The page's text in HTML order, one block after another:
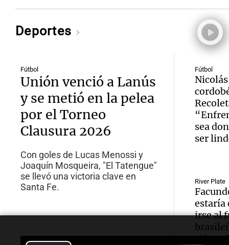
Deportes
Fútbol
Unión venció a Lanús
y se metió en la pelea
por el Torneo
Clausura 2026
Con goles de Lucas Menossi y
Joaquín Mosqueira, "El Tatengue"
se llevó una victoria clave en
Santa Fe.
Fútbol
sea
ser
River Plate
estaría
irse al
cifra